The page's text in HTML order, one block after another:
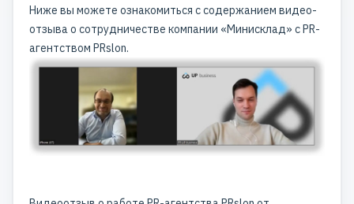
Ниже вы можете ознакомиться с содержанием видео-
отзыва о сотрудничестве компании «Минисклад» с PR-
агентством PRslon.